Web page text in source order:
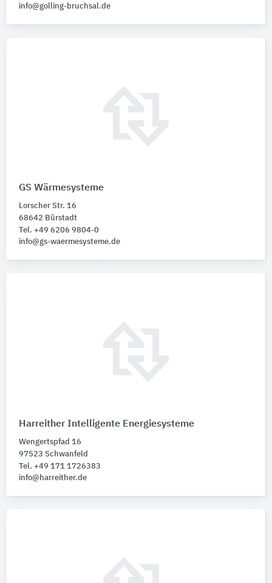
info@golling-bruchsal.de
GS Wärmesysteme
Lorscher Str. 16
68642 Bürstadt
Tel. +49 6206 9804-0
info@gs-waermesysteme.de
Harreither Intelligente Energiesysteme
Wengertspfad 16
97523 Schwanfeld
Tel. +49 171 1726383
info@harreither.de